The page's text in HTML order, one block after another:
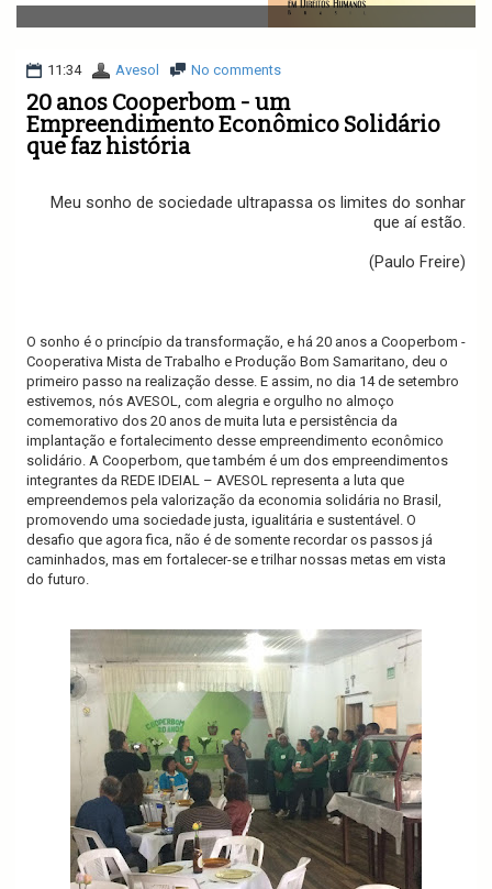
v
i
a
i
o
11:34 Avesol No comments
20 anos Cooperbom - um
Empreendimento Econômico Solidário
que faz história
Meu sonho de sociedade ultrapassa os limites do sonhar
que aí estão.
(Paulo Freire)
O sonho é o princípio da transformação, e há 20 anos a Cooperbom -
Cooperativa Mista de Trabalho e Produção Bom Samaritano, deu o
primeiro passo na realização desse. E assim, no dia 14 de setembro
estivemos, nós AVESOL, com alegria e orgulho no almoço
comemorativo dos 20 anos de muita luta e persistência da
implantação e fortalecimento desse empreendimento econômico
solidário. A Cooperbom, que também é um dos empreendimentos
integrantes da REDE IDEIAL – AVESOL representa a luta que
empreendemos pela valorização da economia solidária no Brasil,
promovendo uma sociedade justa, igualitária e sustentável. O
desafio que agora fica, não é de somente recordar os passos já
caminhados, mas em fortalecer-se e trilhar nossas metas em vista
do futuro.